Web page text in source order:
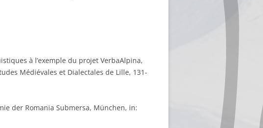
à l’exemple du projet VerbaAlpina,
Médiévales et Dialectales de Lille, 131-
der Romania Submersa, München, in: